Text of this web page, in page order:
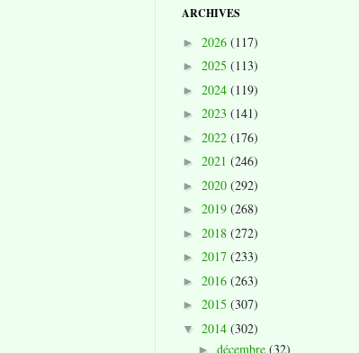
ARCHIVES
► 2026 (117)
► 2025 (113)
► 2024 (119)
► 2023 (141)
► 2022 (176)
► 2021 (246)
► 2020 (292)
► 2019 (268)
► 2018 (272)
► 2017 (233)
► 2016 (263)
► 2015 (307)
▼ 2014 (302)
► décembre (32)